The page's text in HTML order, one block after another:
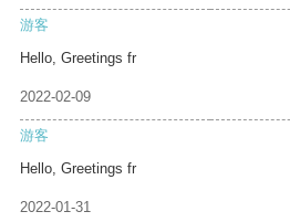
游客
Hello, Greetings fr
2022-02-09
游客
Hello, Greetings fr
2022-01-31